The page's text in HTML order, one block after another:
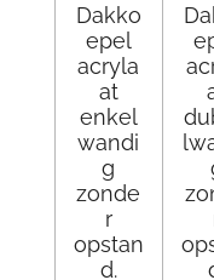
Dakko
epel
acryla
at
enkel
wandi
g
zonde
r
opstan
d.